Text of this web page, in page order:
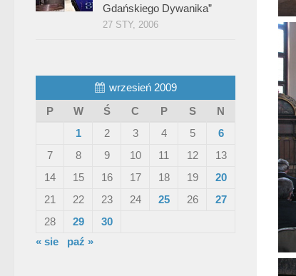
Gdańskiego Dywanika”
27 STY, 2006
wrzesień 2009
P
W Ś C P S
N
1
2 3 4 5
6
7
8 9 10 11 12
13
14
15 16 17 18 19
20
21
22 23 24 25 26
27
28
29
30
« sie
paź »